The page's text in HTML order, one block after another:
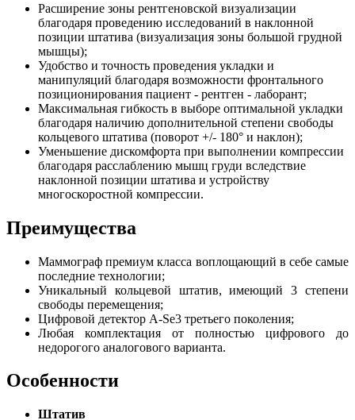
Расширение зоны рентгеновской визуализации
благодаря проведению исследований в наклонной
позиции штатива (визуализация зоны большой грудной
мышцы);
Удобство и точность проведения укладки и
манипуляций благодаря возможности фронтального
позиционирования пациент - рентген - лаборант;
Максимальная гибкость в выборе оптимальной укладки
благодаря наличию дополнительной степени свободы
кольцевого штатива (поворот +/- 180° и наклон);
Уменьшение дискомфорта при выполнении компрессии
благодаря расслаблению мышц груди вследствие
наклонной позиции штатива и устройству
многоскоростной компрессии.
Преимущества
Маммограф премиум класса воплощающий в себе самые
последние технологии;
Уникальный кольцевой штатив, имеющий 3 степени
свободы перемещения;
Цифровой детектор A-Se3 третьего поколения;
Любая комплектация от полностью цифрового до
недорогого аналогового варианта.
Особенности
Штатив